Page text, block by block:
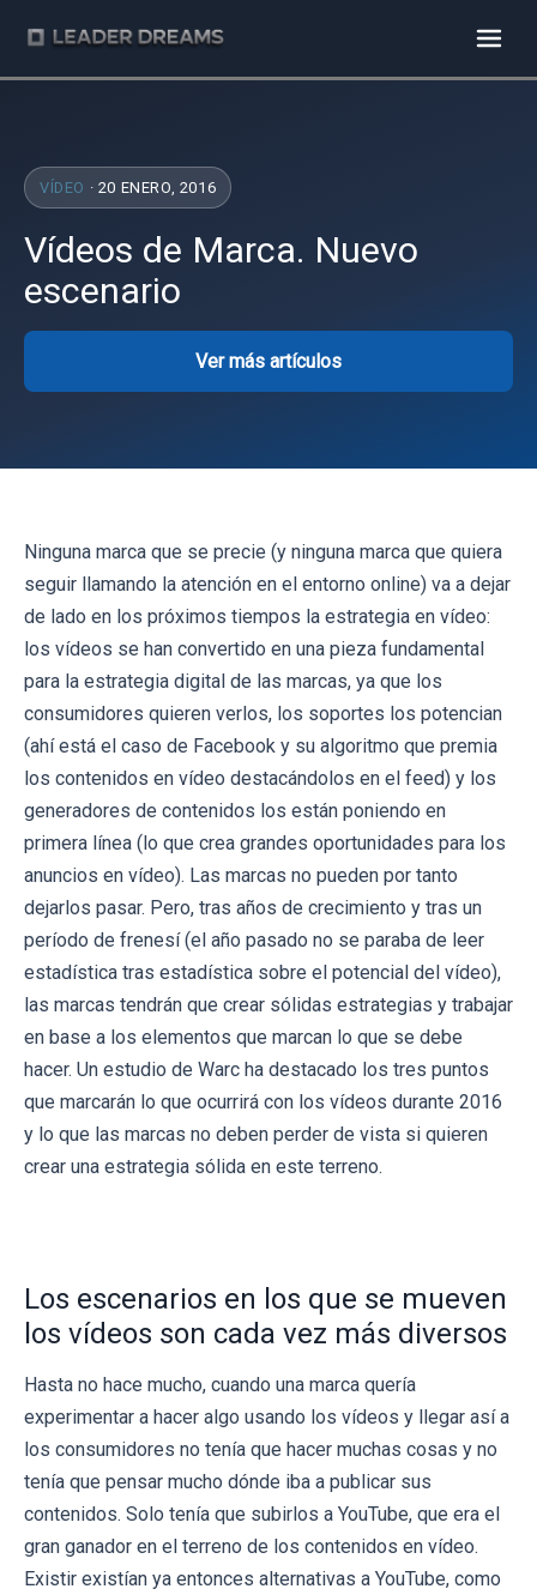
VÍDEO · 20 ENERO, 2016
Vídeos de Marca. Nuevo
escenario
Ver más artículos
Ninguna marca que se precie (y ninguna marca que quiera
seguir llamando la atención en el entorno online) va a dejar
de lado en los próximos tiempos la estrategia en vídeo:
los vídeos se han convertido en una pieza fundamental
para la estrategia digital de las marcas, ya que los
consumidores quieren verlos, los soportes los potencian
(ahí está el caso de Facebook y su algoritmo que premia
los contenidos en vídeo destacándolos en el feed) y los
generadores de contenidos los están poniendo en
primera línea (lo que crea grandes oportunidades para los
anuncios en vídeo). Las marcas no pueden por tanto
dejarlos pasar. Pero, tras años de crecimiento y tras un
período de frenesí (el año pasado no se paraba de leer
estadística tras estadística sobre el potencial del vídeo),
las marcas tendrán que crear sólidas estrategias y trabajar
en base a los elementos que marcan lo que se debe
hacer. Un estudio de Warc ha destacado los tres puntos
que marcarán lo que ocurrirá con los vídeos durante 2016
y lo que las marcas no deben perder de vista si quieren
crear una estrategia sólida en este terreno.
Los escenarios en los que se mueven
los vídeos son cada vez más diversos
Hasta no hace mucho, cuando una marca quería
experimentar a hacer algo usando los vídeos y llegar así a
los consumidores no tenía que hacer muchas cosas y no
tenía que pensar mucho dónde iba a publicar sus
contenidos. Solo tenía que subirlos a YouTube, que era el
gran ganador en el terreno de los contenidos en vídeo.
Existir existían ya entonces alternativas a YouTube, como